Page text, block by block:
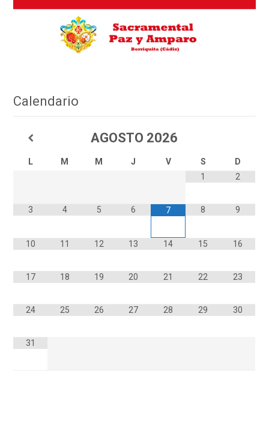
Calendario
AGOSTO 2026
L M M J V S
D
1
2
3 4 5 6 7 8 9
10 11 12 13 14 15 16
17 18 19 20 21 22 23
24 25 26 27 28 29 30
31